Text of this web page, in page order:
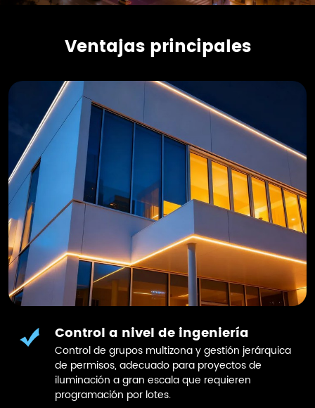
Ventajas principales
Control a nivel de ingeniería
Control de grupos multizona y gestión jerárquica
de permisos, adecuado para proyectos de
iluminación a gran escala que requieren
programación por lotes.